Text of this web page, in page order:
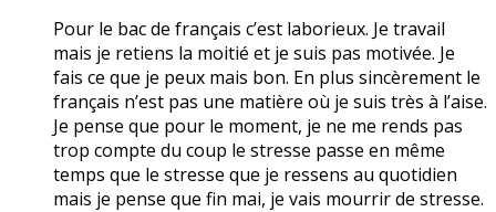
Pour le bac de français c’est laborieux. Je travail
mais je retiens la moitié et je suis pas motivée. Je
fais ce que je peux mais bon. En plus sincèrement le
français n’est pas une matière où je suis très à l’aise.
Je pense que pour le moment, je ne me rends pas
trop compte du coup le stresse passe en même
temps que le stresse que je ressens au quotidien
mais je pense que fin mai, je vais mourrir de stresse.